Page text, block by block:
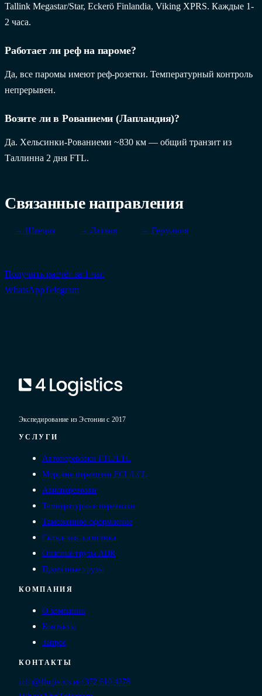
Tallink Megastar/Star, Eckerö Finlandia, Viking XPRS. Каждые 1-
2 часа.
Работает ли реф на пароме?
Да, все паромы имеют реф-розетки. Температурный контроль
непрерывен.
Возите ли в Рованиеми (Лапландия)?
Да. Хельсинки-Рованиеми ~830 км — общий транзит из
Таллинна 2 дня FTL.
Связанные направления
→ Швеция → Латвия → Германия
Получить расчёт за 1 час
WhatsAppTelegram
Экспедирование из Эстонии с 2017
УСЛУГИ
Автоперевозки FTL/LTL
Морские перевозки FCL/LCL
Авиаперевозки
Температурные перевозки
Таможенное оформление
Складская логистика
Опасные грузы ADR
Проектные грузы
КОМПАНИЯ
О компании
Контакты
Запрос
КОНТАКТЫ
info@4logistics.ee+372 610 4278